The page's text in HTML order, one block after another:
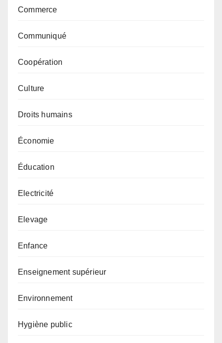
Commerce
Communiqué
Coopération
Culture
Droits humains
Économie
Éducation
Electricité
Elevage
Enfance
Enseignement supérieur
Environnement
Hygiène public